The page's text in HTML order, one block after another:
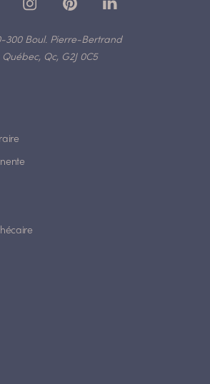
300 Boul. Pierre-Bertrand
Québec, Qc, G2J 0C5